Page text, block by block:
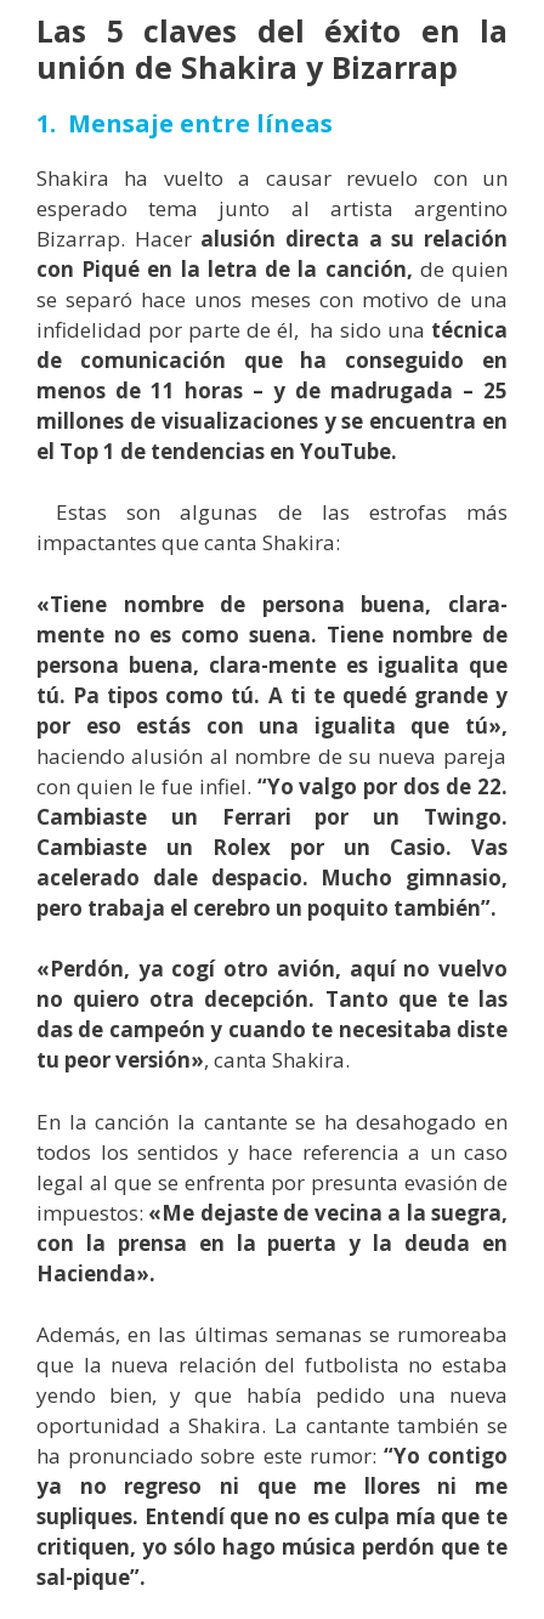
Las 5 claves del éxito en la
unión de Shakira y Bizarrap
1. Mensaje entre líneas
Shakira ha vuelto a causar revuelo con un
esperado tema junto al artista argentino
Bizarrap. Haceralusión directa a su relación
con Piqué en la letra de la canción, de quien
se separó hace unos meses con motivo de una
infidelidad por parte de él, ha sido una técnica
de comunicación que ha conseguido en
menos de 11 horas – y de madrugada – 25
millones de visualizaciones y se encuentra en
el Top 1 de tendencias en YouTube.
Estas son algunas de las estrofas más
impactantes que canta Shakira:
«Tiene nombre de persona buena, clara-
mente no es como suena. Tiene nombre de
persona buena, clara-mente es igualita que
tú. Pa tipos como tú. A ti te quedé grande y
por eso estás con una igualita que tú»,
haciendo alusión al nombre de su nueva pareja
con quien le fue infiel. “Yo valgo por dos de 22.
Cambiaste un Ferrari por un Twingo.
Cambiaste un Rolex por un Casio. Vas
acelerado dale despacio. Mucho gimnasio,
pero trabaja el cerebro un poquito también”.
«Perdón, ya cogí otro avión, aquí no vuelvo
no quiero otra decepción. Tanto que te las
das de campeón y cuando te necesitaba diste
tu peor versión», canta Shakira.
En la canción la cantante se ha desahogado en
todos los sentidos y hace referencia a un caso
legal al que se enfrenta por presunta evasión de
impuestos: «Me dejaste de vecina a la suegra,
con la prensa en la puerta y la deuda en
Hacienda».
Además, en las últimas semanas se rumoreaba
que la nueva relación del futbolista no estaba
yendo bien, y que había pedido una nueva
oportunidad a Shakira. La cantante también se
ha pronunciado sobre este rumor: “Yo contigo
ya no regreso ni que me llores ni me
supliques. Entendí que no es culpa mía que te
critiquen, yo sólo hago música perdón que te
sal-pique”.